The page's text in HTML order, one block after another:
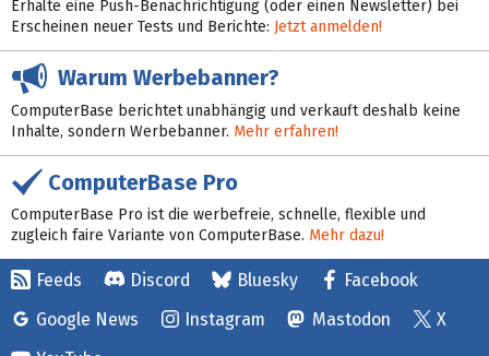
Erhalte eine Push-Benachrichtigung (oder einen Newsletter) bei
Erscheinen neuer Tests und Berichte: Jetzt anmelden!
Warum Werbebanner?
ComputerBase berichtet unabhängig und verkauft deshalb keine
Inhalte, sondern Werbebanner. Mehr erfahren!
ComputerBase Pro
ComputerBase Pro ist die werbefreie, schnelle, flexible und
zugleich faire Variante von ComputerBase. Mehr dazu!
Feeds Discord Bluesky
Facebook
Google News
Instagram Mastodon
X